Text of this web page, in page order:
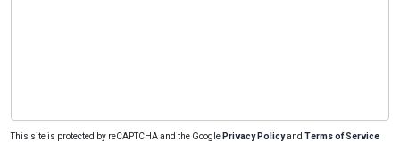
This site is protected by reCAPTCHA and the Google Privacy Policyand Terms of Service